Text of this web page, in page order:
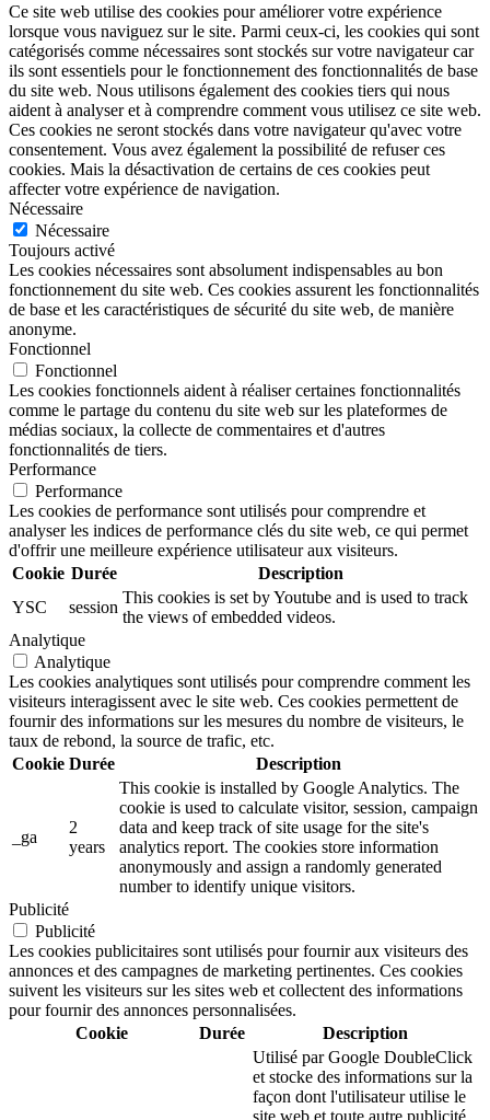
Ce site web utilise des cookies pour améliorer votre expérience
lorsque vous naviguez sur le site. Parmi ceux-ci, les cookies qui sont
catégorisés comme nécessaires sont stockés sur votre navigateur car
ils sont essentiels pour le fonctionnement des fonctionnalités de base
du site web. Nous utilisons également des cookies tiers qui nous
aident à analyser et à comprendre comment vous utilisez ce site web.
Ces cookies ne seront stockés dans votre navigateur qu'avec votre
consentement. Vous avez également la possibilité de refuser ces
cookies. Mais la désactivation de certains de ces cookies peut
affecter votre expérience de navigation.
Nécessaire
Nécessaire
Toujours activé
Les cookies nécessaires sont absolument indispensables au bon
fonctionnement du site web. Ces cookies assurent les fonctionnalités
de base et les caractéristiques de sécurité du site web, de manière
anonyme.
Fonctionnel
Fonctionnel
Les cookies fonctionnels aident à réaliser certaines fonctionnalités
comme le partage du contenu du site web sur les plateformes de
médias sociaux, la collecte de commentaires et d'autres
fonctionnalités de tiers.
Performance
Performance
Les cookies de performance sont utilisés pour comprendre et
analyser les indices de performance clés du site web, ce qui permet
d'offrir une meilleure expérience utilisateur aux visiteurs.
Cookie Durée
Description
YSC
session
This cookies is set by Youtube and is used to track
the views of embedded videos.
Analytique
Analytique
Les cookies analytiques sont utilisés pour comprendre comment les
visiteurs interagissent avec le site web. Ces cookies permettent de
fournir des informations sur les mesures du nombre de visiteurs, le
taux de rebond, la source de trafic, etc.
Cookie Durée Description
_ga
2
years
This cookie is installed by Google Analytics. The
cookie is used to calculate visitor, session, campaign
data and keep track of site usage for the site's
analytics report. The cookies store information
anonymously and assign a randomly generated
number to identify unique visitors.
Publicité
Publicité
Les cookies publicitaires sont utilisés pour fournir aux visiteurs des
annonces et des campagnes de marketing pertinentes. Ces cookies
suivent les visiteurs sur les sites web et collectent des informations
pour fournir des annonces personnalisées.
Cookie
Durée Description
Utilisé par Google DoubleClick
et stocke des informations sur la
façon dont l'utilisateur utilise le
site web et toute autre publicité